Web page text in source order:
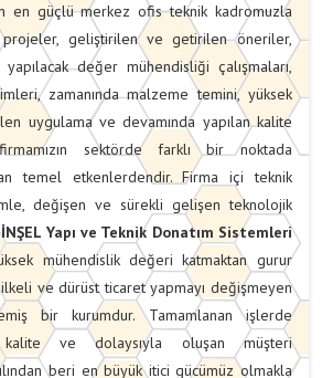
en güçlü merkez ofis teknik kadromuzla
geliştirilen ve getirilen öneriler,
değer mühendisliği çalışmaları,
zamanında malzeme temini, yüksek
uygulama ve devamında yapılan kalite
sektörde farklı bir noktada
temel etkenlerdendir. Firma içi teknik
değişen ve sürekli gelişen teknolojik
İNŞEL Yapı ve Teknik Donatım Sistemleri
mühendislik değeri katmaktan gurur
ilkeli ve dürüst ticaret yapmayı değişmeyen
bir kurumdur. Tamamlanan işlerde
kalite ve dolaysıyla oluşan müşteri
beri en büyük itici gücümüz olmakla